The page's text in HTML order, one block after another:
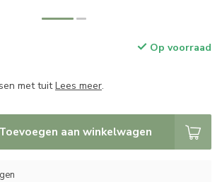
Op voorraad
met tuitLees meer.
Toevoegen aan winkelwagen